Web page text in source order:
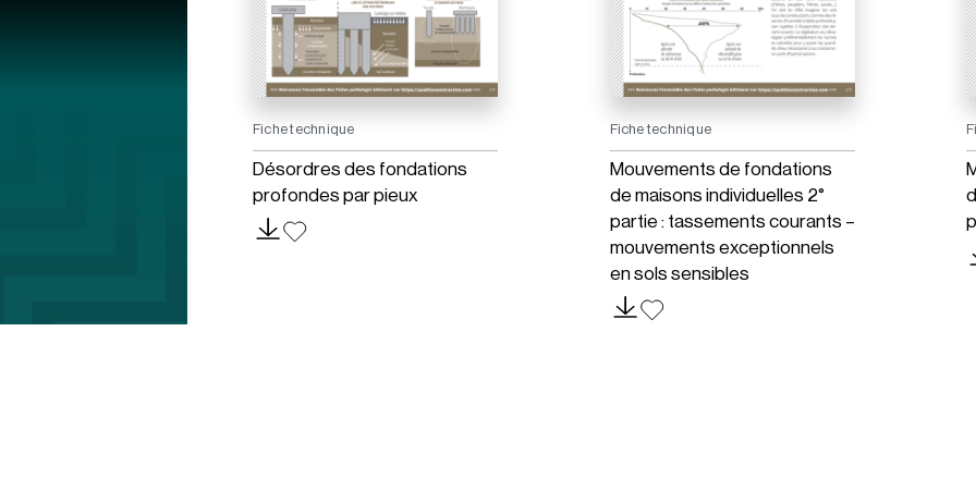
Fiche technique
Désordres des fondations
profondes par pieux
Fiche technique
Mouvements de fondations
de maisons individuelles 2°
partie : tassements courants –
mouvements exceptionnels
en sols sensibles